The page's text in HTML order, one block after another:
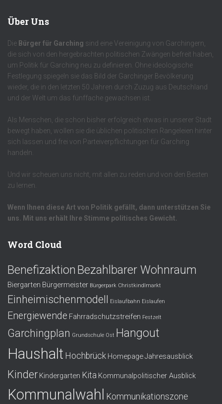
Über Uns
Die Bürger für Garching sind eine Vereinigung von Garchingern,
die sich von den hergebrachten politischen Zwängen befreit haben,
um Politik für Garching neu zu definieren. Ohne ideologische
Festlegung spiegeln sie das Bild der Garchinger Bevölkerung
wieder, die in den letzten 50 Jahren durch Zuzug aus Deutschland
und der Welt um das fünffache gewachsen ist.
Als Menschen, die schon bisher erfolgreich etwas in unserer Stadt
bewegt haben, wollen sie die üblichen politischen Rangeleien hinter
sich lassen und frei von Parteiverpflichtungen für Garching
handeln.
Und wir scheuen uns nicht, mit allen zu reden und von den Besten
zu lernen.
Wenn Ihnen diese Art von Politik gefällt, dann unterstützen Sie
uns. Mit uns erhält Ihre Stimme politisches Gewicht.
Word Cloud
Benefizaktion Bezahlbarer Wohnraum
Biergarten Bürgermeister Bürgerpark Christkindlmarkt
Einheimischenmodell Eislaufbahn Eislaufen
Energiewende Fahrradschutzstreifen Festzelt
Garchingplan Grundschule Ost Hangout
Haushalt Hochbrück HomepageJahresausblick
Kinder Kindergarten Kita Kommunalpolitischer Ausblick
Kommunalwahl Kommunikationszone